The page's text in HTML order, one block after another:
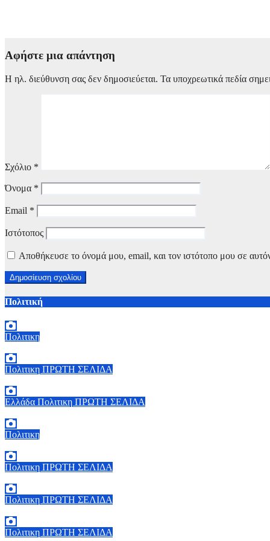
Αφήστε μια απάντηση
Η ηλ. διεύθυνση σας δεν δημοσιεύεται. Τα υποχρεωτικά πεδία
Σχόλιο *
Όνομα *
Email *
Ιστότοπος
Αποθήκευσε το όνομά μου, email, και τον ιστότοπο μου σε
Πολιτική
Πολιτικη
Πολιτικη ΠΡΩΤΗ ΣΕΛΙΔΑ
Ελλάδα Πολιτικη ΠΡΩΤΗ ΣΕΛΙΔΑ
Πολιτικη
Πολιτικη ΠΡΩΤΗ ΣΕΛΙΔΑ
Πολιτικη ΠΡΩΤΗ ΣΕΛΙΔΑ
Πολιτικη ΠΡΩΤΗ ΣΕΛΙΔΑ